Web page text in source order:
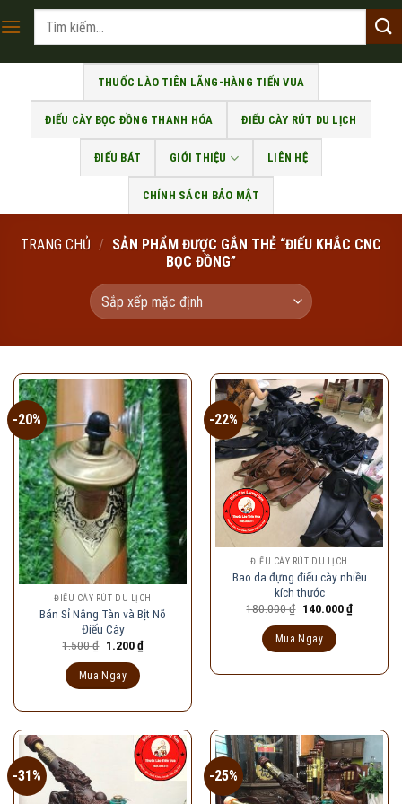
to
Tìm
THUỐC LÀO TIÊN LÃNG-HÀNG TIẾN VUA
ĐIẾU CÀY BỌC ĐỒNG THANH HÓA ĐIẾU CÀY RÚT DU LỊCH
ĐIẾU BÁT GIỚI THIỆU LIÊN HỆ
CHÍNH SÁCH BẢO MẬT
TRANG CHỦ / SẢN PHẨM ĐƯỢC GẮN THẺ “ĐIẾU KHẮC CNC
BỌC ĐỒNG”
-20%
ĐIẾU CÀY RÚT DU LỊCH
Bán Sỉ Nâng Tàn và Bịt Nõ
Điếu Cày
1.500₫ Giá
1.500 ₫.
1.200₫Giá
hiện
Mua Ngay
-22%
ĐIẾU CÀY RÚT DU LỊCH
Bao da đựng điếu cày nhiều
kích thước
180.000₫ Giá
180.000 ₫.
140.000₫Giá
hiện
Mua Ngay
-31% -25%